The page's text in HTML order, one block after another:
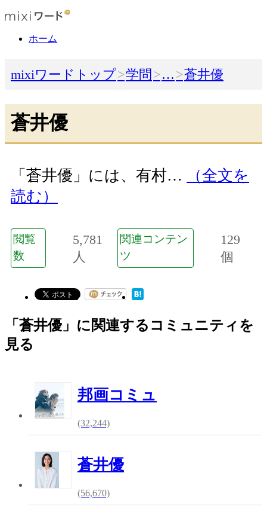
ホーム
mixiワードトップ 学問 … 蒼井優
蒼井優
「蒼井優」には、有村…
（全文を
読む）
閲覧
数
5,781
人
関連コンテン
ツ
129
個
「蒼井優」に関連するコミュニティを
見る
邦画コミュ
(32,244)
蒼井優
(56,670)